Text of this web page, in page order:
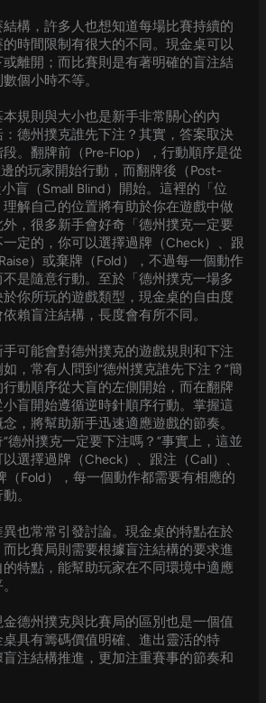
構，許多人也想知道每場比賽持續的
時間限制有很大的不同。現金桌可以
離開；而比賽則是有著明確的盲注結
個小時不等。
規則與大小也是新手非常關心的內
德州撲克誰先下注？其實，答案取決
。翻牌前（Pre-Flop），行動順序是從
的玩家開始行動，而翻牌後（Post-
盲（Small Blind）開始。這裡的「位
解自己的位置將有助於你在遊戲中做
，很多新手會好奇「德州撲克一定要
定的，你可以選擇過牌（Check）、跟
）或棄牌（Fold），不過每一個動作
是隨意行動。至於「德州撲克一場多
你所玩的遊戲類型，現金桌的自由度
賴盲注結構，長度會有所不同。
可能會對德州撲克的遊戲規則和下注
，常有人問到“德州撲克誰先下注？”簡
動順序從大盲的左側開始，而在翻牌
盲開始遵循逆時針順序行動。掌握這
，將幫助新手迅速適應遊戲的節奏。
德州撲克一定要下注嗎？”事實上，這並
選擇過牌（Check）、跟注（Call）、
（Fold），每一個動作都需要有相應的
。
也常常引發討論。現金桌的特點在於
比賽局則需要根據盲注結構的要求進
特點，能幫助玩家在不同環境中適應
德州撲克與比賽局的區別也是一個值
具有籌碼價值明確、進出靈活的特
注結構推進，更加注重賽事的節奏和